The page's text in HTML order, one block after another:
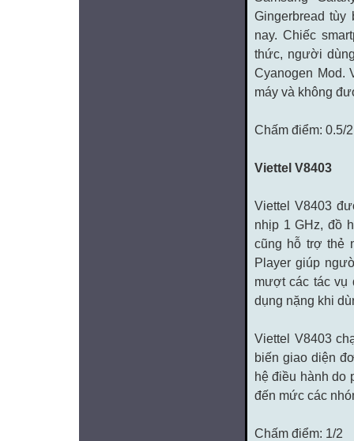
Gingerbread
nay. Chiếc
thức, người
Cyanogen Mod.
máy và không
Chấm điểm: 0.5/2
Viettel V8403
Viettel V8403
nhịp 1 GHz, đồ
cũng hỗ trợ thẻ
Player giúp
mượt các tác vụ
dụng nặng khi
Viettel V8403
biến giao diện
hệ điều hành do
đến mức các
Chấm điểm: 1/2